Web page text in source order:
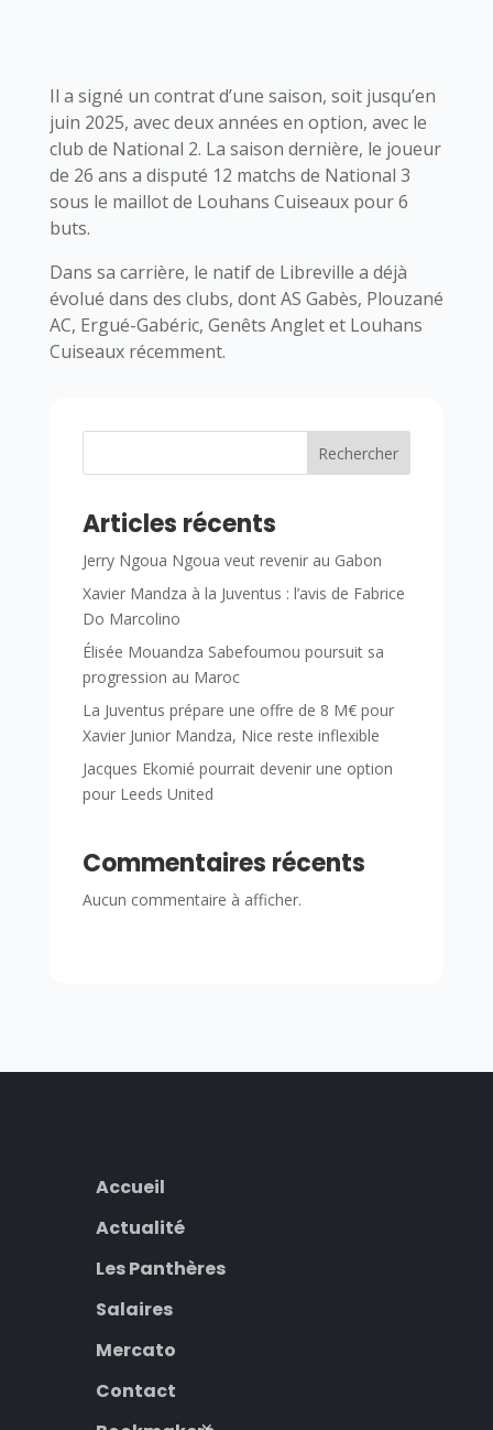
Il a signé un contrat d’une saison, soit jusqu’en
juin 2025, avec deux années en option, avec le
club de National 2. La saison dernière, le joueur
de 26 ans a disputé 12 matchs de National 3
sous le maillot de Louhans Cuiseaux pour 6
buts.
Dans sa carrière, le natif de Libreville a déjà
évolué dans des clubs, dont AS Gabès, Plouzané
AC, Ergué-Gabéric, Genêts Anglet et Louhans
Cuiseaux récemment.
Rechercher
Articles récents
Jerry Ngoua Ngoua veut revenir au Gabon
Xavier Mandza à la Juventus : l’avis de Fabrice
Do Marcolino
Élisée Mouandza Sabefoumou poursuit sa
progression au Maroc
La Juventus prépare une offre de 8 M€ pour
Xavier Junior Mandza, Nice reste inflexible
Jacques Ekomié pourrait devenir une option
pour Leeds United
Commentaires récents
Aucun commentaire à afficher.
Accueil
Actualité
Les Panthères
Salaires
Mercato
Contact